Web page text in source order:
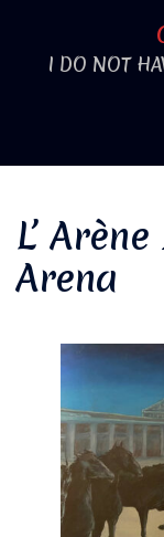
contenuI DO NOT
L’
Arena